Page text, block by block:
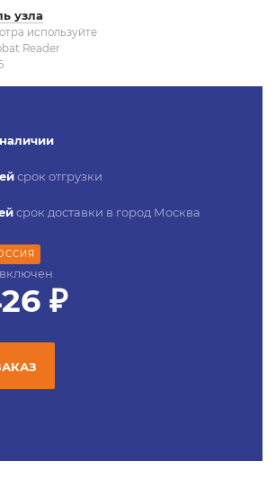
узла
используйте
Reader
срок отгрузки
срок доставки в город Москва
₽